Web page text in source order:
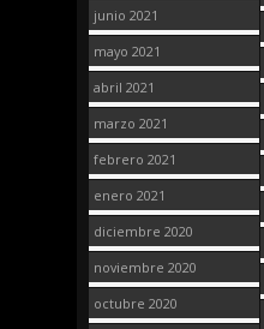
junio 2021
mayo 2021
abril 2021
marzo 2021
febrero 2021
enero 2021
diciembre 2020
noviembre 2020
octubre 2020